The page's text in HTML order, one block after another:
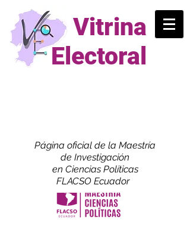
Vitrina
Electoral
Página oficial de la Maestría
de Investigación
en Ciencias Políticas
FLACSO Ecuador